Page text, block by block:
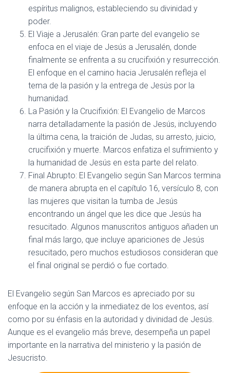
espíritus malignos, estableciendo su divinidad y
poder.
El Viaje a Jerusalén: Gran parte del evangelio se
enfoca en el viaje de Jesús a Jerusalén, donde
finalmente se enfrenta a su crucifixión y resurrección.
El enfoque en el camino hacia Jerusalén refleja el
tema de la pasión y la entrega de Jesús por la
humanidad.
La Pasión y la Crucifixión: El Evangelio de Marcos
narra detalladamente la pasión de Jesús, incluyendo
la última cena, la traición de Judas, su arresto, juicio,
crucifixión y muerte. Marcos enfatiza el sufrimiento y
la humanidad de Jesús en esta parte del relato.
Final Abrupto: El Evangelio según San Marcos termina
de manera abrupta en el capítulo 16, versículo 8, con
las mujeres que visitan la tumba de Jesús
encontrando un ángel que les dice que Jesús ha
resucitado. Algunos manuscritos antiguos añaden un
final más largo, que incluye apariciones de Jesús
resucitado, pero muchos estudiosos consideran que
el final original se perdió o fue cortado.
El Evangelio según San Marcos es apreciado por su
enfoque en la acción y la inmediatez de los eventos, así
como por su énfasis en la autoridad y divinidad de Jesús.
Aunque es el evangelio más breve, desempeña un papel
importante en la narrativa del ministerio y la pasión de
Jesucristo.